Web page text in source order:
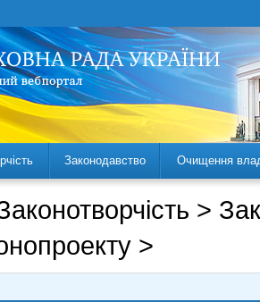
Законодавство Очищення
>
>